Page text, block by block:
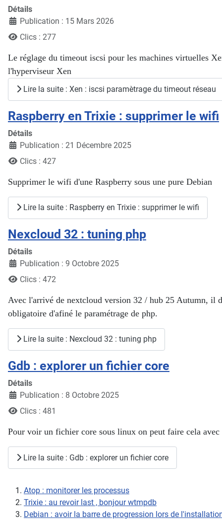
Détails
Publication : 15 Mars 2026
Clics : 277
Le réglage du timeout iscsi pour les machines virtuelles
l'hyperviseur Xen
Lire la suite : Xen : iscsi paramètrage du timeout réseau
Raspberry en Trixie : supprimer le wifi
Détails
Publication : 21 Décembre 2025
Clics : 427
Supprimer le wifi d'une Raspberry sous une pure Debian
Lire la suite : Raspberry en Trixie : supprimer le wifi
Nexcloud 32 : tuning php
Détails
Publication : 9 Octobre 2025
Clics : 472
Avec l'arrivé de nextcloud version 32 / hub 25 Autumn, il
obligatoire d'afiné le paramétrage de php.
Lire la suite : Nexcloud 32 : tuning php
Gdb : explorer un fichier core
Détails
Publication : 8 Octobre 2025
Clics : 481
Pour voir un fichier core sous linux on peut faire cela avec
Lire la suite : Gdb : explorer un fichier core
Atop : monitorer les processus
Trixie : au revoir last , bonjour wtmpdb
Debian : avoir la barre de progression lors de